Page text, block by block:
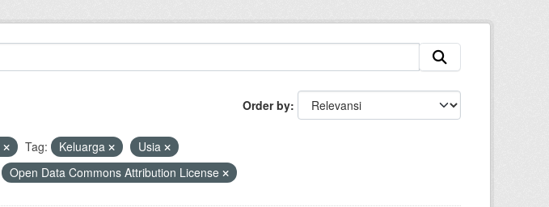
Order by
Tag: Keluarga
Usia
Open Data Commons Attribution License